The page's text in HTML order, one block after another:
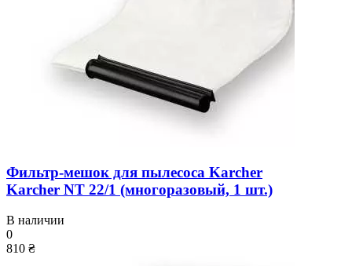
Фильтр-мешок для пылесоса Karcher
Karcher NT 22/1 (многоразовый, 1 шт.)
В наличии
0
810 ₴